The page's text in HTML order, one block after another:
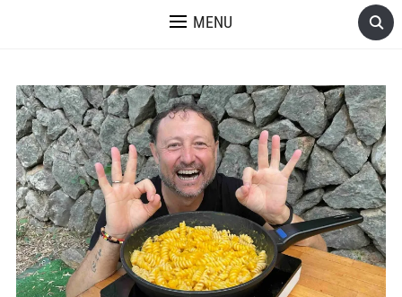
MENU